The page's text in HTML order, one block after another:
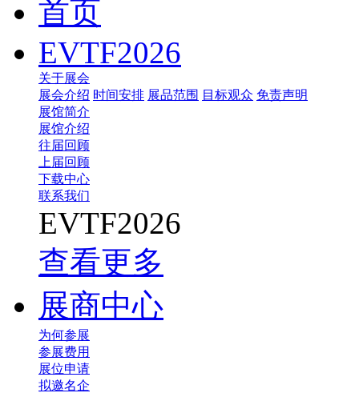
首页
EVTF2026
关于展会
展会介绍 时间安排 展品范围 目标观众 免责声明
展馆简介
展馆介绍
往届回顾
上届回顾
下载中心
联系我们
EVTF2026
查看更多
展商中心
为何参展
参展费用
展位申请
拟邀名企